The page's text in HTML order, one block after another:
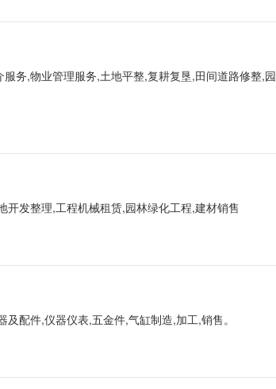
务,物业管理服务,土地平整,复耕复垦,田间道路修整,
发整理,工程机械租赁,园林绿化工程,建材销售
配件,仪器仪表,五金件,气缸制造,加工,销售。